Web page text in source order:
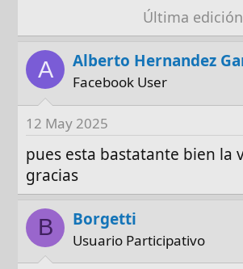
Última
A Alberto Hernandez
Facebook User
12 May 2025
pues esta bastatante bien la
gracias
B Borgetti
Usuario Participativo